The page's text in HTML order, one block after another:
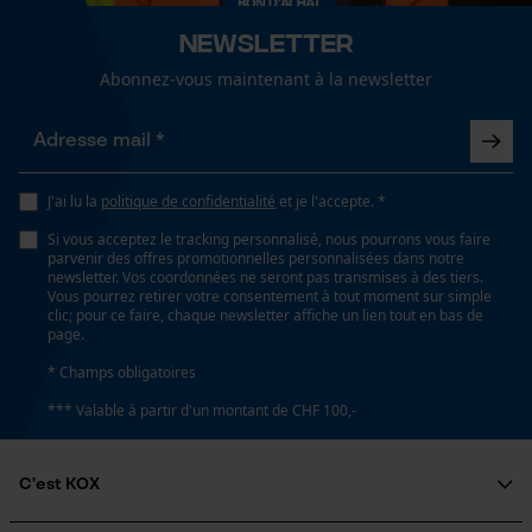
Newsletter
Abonnez-vous maintenant à la newsletter
J'ai lu la politique de confidentialité et je l'accepte. *
Si vous acceptez le tracking personnalisé, nous pourrons vous faire
parvenir des offres promotionnelles personnalisées dans notre
newsletter. Vos coordonnées ne seront pas transmises à des tiers.
Vous pourrez retirer votre consentement à tout moment sur simple
clic; pour ce faire, chaque newsletter affiche un lien tout en bas de
page.
* Champs obligatoires
*** Valable à partir d'un montant de CHF 100,-
C'est KOX
Géo-IP et détection des
utilisateurs
Cookies marketing
Google Global Site Tag